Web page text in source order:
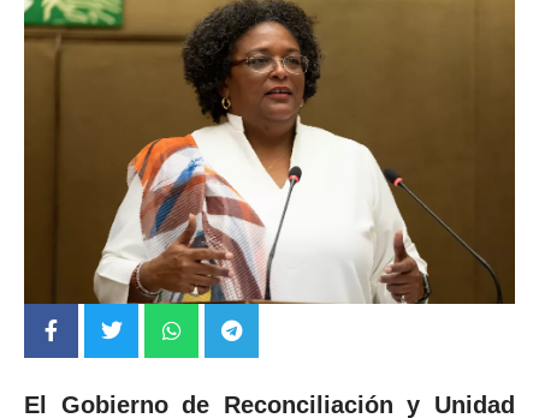
El Gobierno de Reconciliación y Unidad